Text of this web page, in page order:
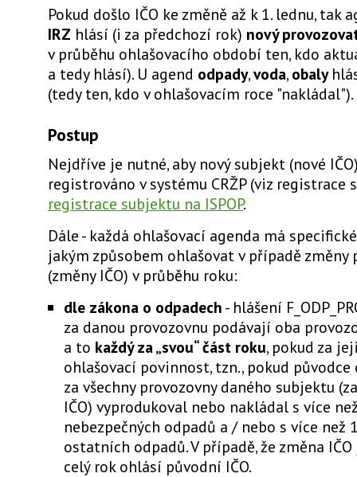
Pokud došlo IČO ke změně až k 1. lednu, tak
IRZ hlásí (i za předchozí rok) nový
v průběhu ohlašovacího období ten, kdo
a tedy hlásí). U agend odpady,voda, obaly
(tedy ten, kdo v ohlašovacím roce "nakládal").
Postup
Nejdříve je nutné, aby nový subjekt (nové
registrováno v systému CRŽP (viz registrace
registrace subjektu na ISPOP.
Dále - každá ohlašovací agenda má
jakým způsobem ohlašovat v případě změny
(změny IČO) v průběhu roku:
dle zákona o odpadech - hlášení
za danou provozovnu podávají oba
a to každý za „svou“ část roku, pokud za
ohlašovací povinnost, tzn., pokud původce
za všechny provozovny daného subjektu (za
IČO) vyprodukoval nebo nakládal s více
nebezpečných odpadů a / nebo s více než
ostatních odpadů. V případě, že změna
celý rok ohlásí původní IČO.